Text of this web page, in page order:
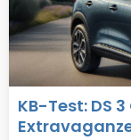
KB-Test: DS